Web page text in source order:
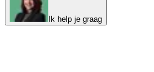
Ik help je graag